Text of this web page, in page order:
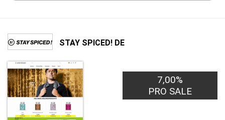
STAY SPICED! DE
7,00%
PRO SALE